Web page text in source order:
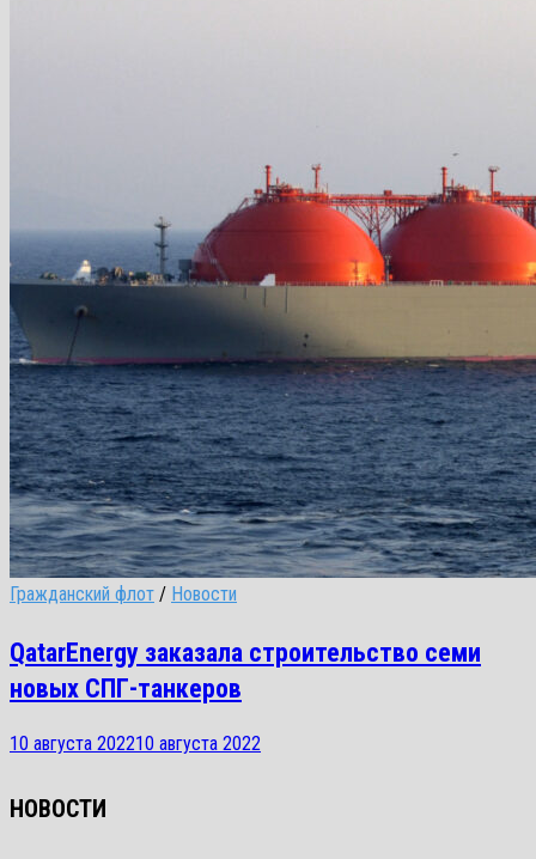
Гражданский флот / Новости
QatarEnergy заказала строительство семи
новых СПГ-танкеров
10 августа 202210 августа 2022
НОВОСТИ